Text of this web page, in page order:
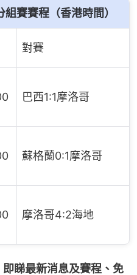
賽賽程（香港時間）
對賽
巴西1:1摩洛哥
蘇格蘭0:1摩洛哥
摩洛哥4:2海地
睇最新消息及賽程、免